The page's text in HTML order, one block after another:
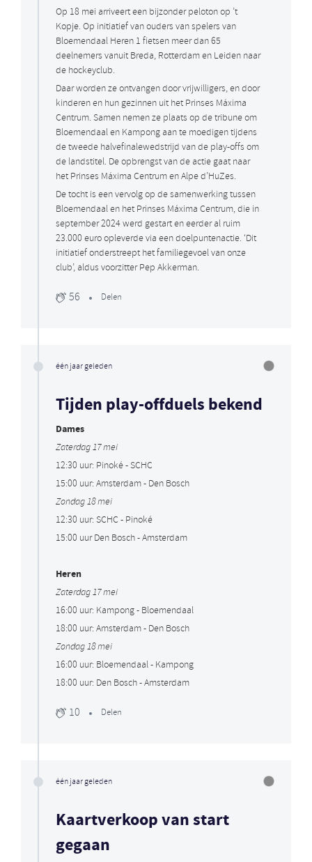
Op 18 mei arriveert een bijzonder peloton op ’t
Kopje. Op initiatief van ouders van spelers van
Bloemendaal Heren 1 fietsen meer dan 65
deelnemers vanuit Breda, Rotterdam en Leiden naar
de hockeyclub.
Daar worden ze ontvangen door vrijwilligers, en door
kinderen en hun gezinnen uit het Prinses Máxima
Centrum. Samen nemen ze plaats op de tribune om
Bloemendaal en Kampong aan te moedigen tijdens
de tweede halvefinalewedstrijd van de play-offs om
de landstitel. De opbrengst van de actie gaat naar
het Prinses Máxima Centrum en Alpe d’HuZes.
De tocht is een vervolg op de samenwerking tussen
Bloemendaal en het Prinses Máxima Centrum, die in
september 2024 werd gestart en eerder al ruim
23.000 euro opleverde via een doelpuntenactie. ‘Dit
initiatief onderstreept het familiegevoel van onze
club’, aldus voorzitter Pep Akkerman.
56 Delen
één jaar geleden
Tijden play-offduels bekend
Dames
Zaterdag 17 mei
12:30 uur: Pinoké - SCHC
15:00 uur: Amsterdam - Den Bosch
Zondag 18 mei
12:30 uur: SCHC - Pinoké
15:00 uur Den Bosch - Amsterdam
Heren
Zaterdag 17 mei
16:00 uur: Kampong - Bloemendaal
18:00 uur: Amsterdam - Den Bosch
Zondag 18 mei
16:00 uur: Bloemendaal - Kampong
18:00 uur: Den Bosch - Amsterdam
10 Delen
één jaar geleden
Kaartverkoop van start
gegaan